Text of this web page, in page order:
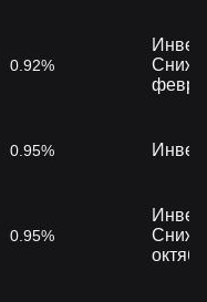
0.92%
0.95%
0.95%